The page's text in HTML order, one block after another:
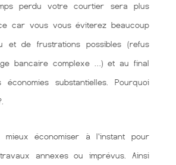
perdu votre courtier sera plus
car vous vous éviterez beaucoup
et de frustrations possibles (refus
bancaire complexe …) et au final
substantielles. Pourquoi
économiser à l'instant pour
annexes ou imprévus. Ainsi